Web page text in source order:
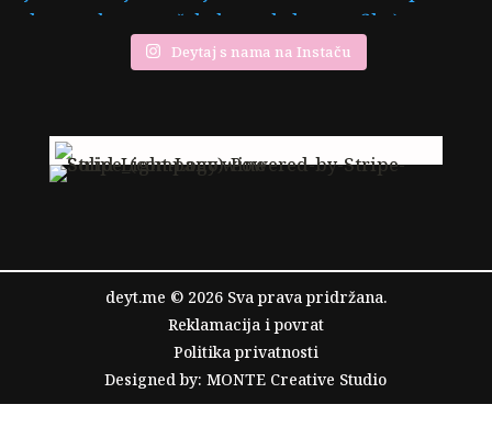
Deytaj s nama na Instaču
deyt.me © 2026 Sva prava pridržana.
Reklamacija i povrat
Politika privatnosti
Designed by: MONTE Creative Studio